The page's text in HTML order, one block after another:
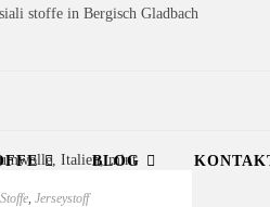
BLOG
stoffe in Bergisch Gladbach
, Jerseystoff